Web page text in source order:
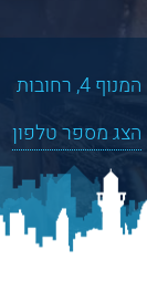
המנוף 4, רחובות
הצג מספר טלפון